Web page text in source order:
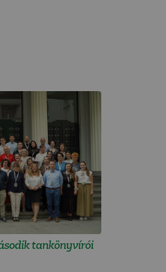
tankönyvírói